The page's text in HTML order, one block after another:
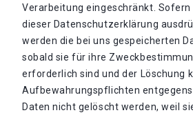
Verarbeitung eingeschränkt. Sofern
dieser Datenschutzerklärung
werden die bei uns gespeicherten
sobald sie für ihre
erforderlich sind und der Löschung
Aufbewahrungspflichten
Daten nicht gelöscht werden, weil